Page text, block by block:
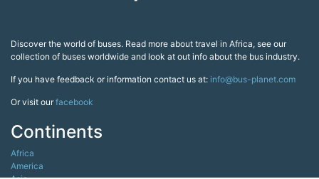
Discover the world of buses. Read more about travel in Africa, see our
collection of buses worldwide and look at out info about the bus industry.
If you have feedback or information contact us at: info@bus-planet.com
Or visit ourfacebook
Continents
Africa
America